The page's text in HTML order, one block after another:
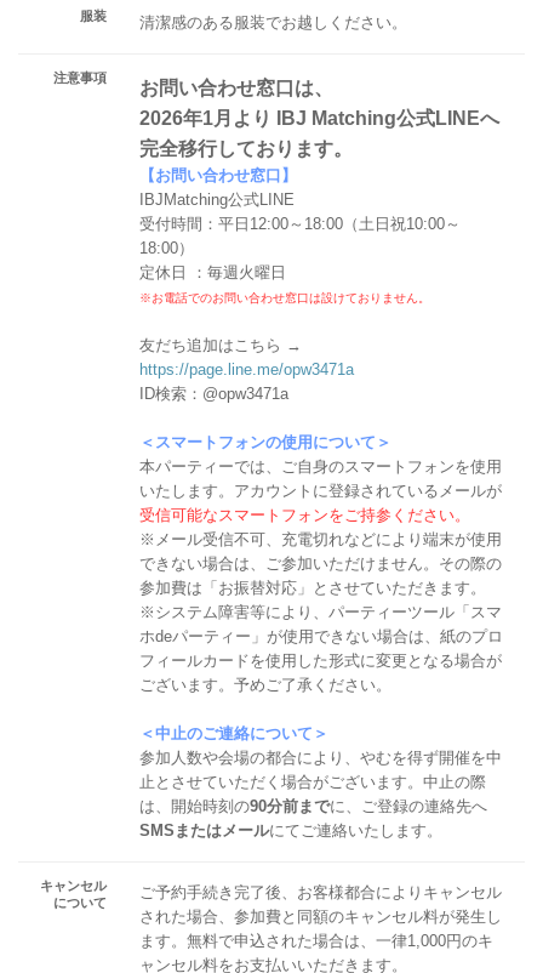
服装 清潔感のある服装でお越しください。
注意事項
お問い合わせ窓口は、
2026年1月より IBJ Matching公式LINEへ
完全移行しております。
【お問い合わせ窓口】
IBJMatching公式LINE
受付時間：平日12:00～18:00（土日祝10:00～
18:00）
定休日 ：毎週火曜日
※お電話でのお問い合わせ窓口は設けておりません。
友だち追加はこちら →
https://page.line.me/opw3471a
ID検索：@opw3471a
＜スマートフォンの使用について＞
本パーティーでは、ご自身のスマートフォンを使用
いたします。アカウントに登録されているメールが
受信可能なスマートフォンをご持参ください。
※メール受信不可、充電切れなどにより端末が使用
できない場合は、ご参加いただけません。その際の
参加費は「お振替対応」とさせていただきます。
※システム障害等により、パーティーツール「スマ
ホdeパーティー」が使用できない場合は、紙のプロ
フィールカードを使用した形式に変更となる場合が
ございます。予めご了承ください。
＜中止のご連絡について＞
参加人数や会場の都合により、やむを得ず開催を中
止とさせていただく場合がございます。中止の際
は、開始時刻の90分前までに、ご登録の連絡先へ
SMSまたはメールにてご連絡いたします。
キャンセル
について
ご予約手続き完了後、お客様都合によりキャンセル
された場合、参加費と同額のキャンセル料が発生し
ます。無料で申込された場合は、一律1,000円のキ
ャンセル料をお支払いいただきます。